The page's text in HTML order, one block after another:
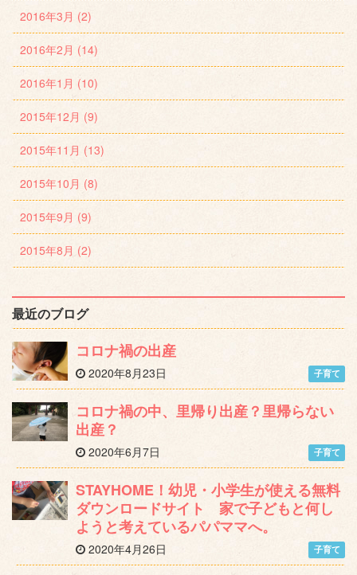
2016年3月 (2)
2016年2月 (14)
2016年1月 (10)
2015年12月 (9)
2015年11月 (13)
2015年10月 (8)
2015年9月 (9)
2015年8月 (2)
最近のブログ
コロナ禍の出産
2020年8月23日 子育て
コロナ禍の中、里帰り出産？里帰らない
出産？
2020年6月7日 子育て
STAYHOME！幼児・小学生が使える無料
ダウンロードサイト 家で子どもと何し
ようと考えているパパママへ。
2020年4月26日 子育て